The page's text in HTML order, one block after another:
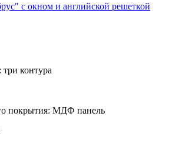
с окном и английской решеткой
три контура
покрытия: МДФ панель